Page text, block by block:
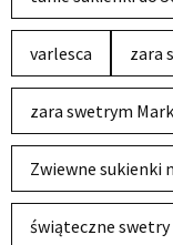
varlesca zara
zara swetrym
Zwiewne sukienki
świąteczne swetry